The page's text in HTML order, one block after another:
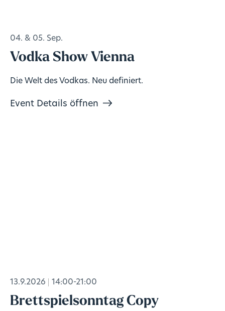
04. & 05. Sep.
Vodka Show Vienna
Die Welt des Vodkas. Neu definiert.
Event Details öffnen
13.9.2026 14:00-21:00
Brettspielsonntag Copy